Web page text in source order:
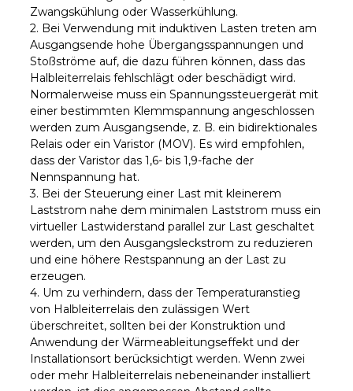
Zwangskühlung oder Wasserkühlung.
2. Bei Verwendung mit induktiven Lasten treten am
Ausgangsende hohe Übergangsspannungen und
Stoßströme auf, die dazu führen können, dass das
Halbleiterrelais fehlschlägt oder beschädigt wird.
Normalerweise muss ein Spannungssteuergerät mit
einer bestimmten Klemmspannung angeschlossen
werden zum Ausgangsende, z. B. ein bidirektionales
Relais oder ein Varistor (MOV). Es wird empfohlen,
dass der Varistor das 1,6- bis 1,9-fache der
Nennspannung hat.
3. Bei der Steuerung einer Last mit kleinerem
Laststrom nahe dem minimalen Laststrom muss ein
virtueller Lastwiderstand parallel zur Last geschaltet
werden, um den Ausgangsleckstrom zu reduzieren
und eine höhere Restspannung an der Last zu
erzeugen.
4. Um zu verhindern, dass der Temperaturanstieg
von Halbleiterrelais den zulässigen Wert
überschreitet, sollten bei der Konstruktion und
Anwendung der Wärmeableitungseffekt und der
Installationsort berücksichtigt werden. Wenn zwei
oder mehr Halbleiterrelais nebeneinander installiert